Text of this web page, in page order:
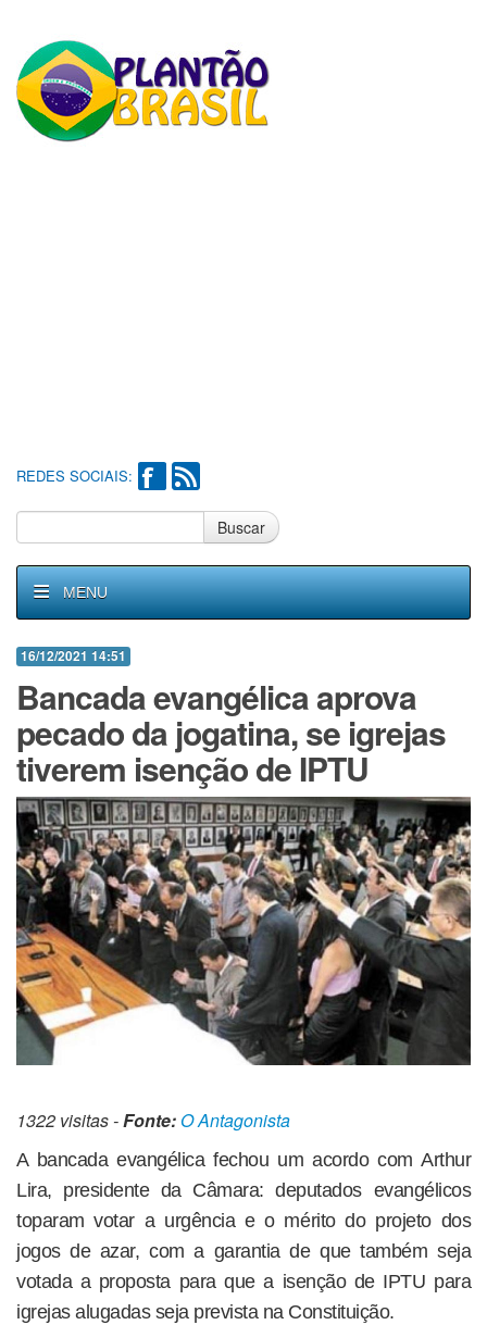
REDES SOCIAIS:
Buscar
MENU
16/12/2021 14:51
Bancada evangélica aprova
pecado da jogatina, se igrejas
tiverem isenção de IPTU
1322 visitas -Fonte:O Antagonista
A bancada evangélica fechou um acordo com Arthur
Lira, presidente da Câmara: deputados evangélicos
toparam votar a urgência e o mérito do projeto dos
jogos de azar, com a garantia de que também seja
votada a proposta para que a isenção de IPTU para
igrejas alugadas seja prevista na Constituição.